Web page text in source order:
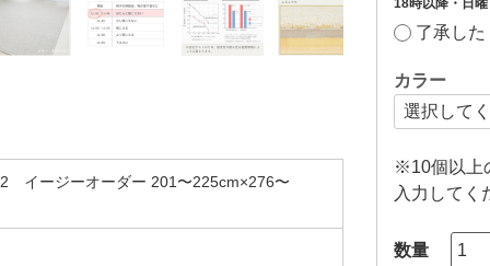
イージーオーダー 201〜225cm×276〜
18時以降・日
了承した
カラー
※10個以上
入力してく